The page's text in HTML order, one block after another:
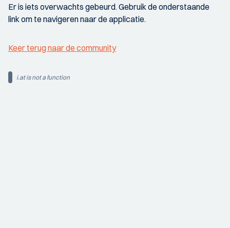
Er is iets overwachts gebeurd. Gebruik de onderstaande
link om te navigeren naar de applicatie.
Keer terug naar de community
i.at is not a function